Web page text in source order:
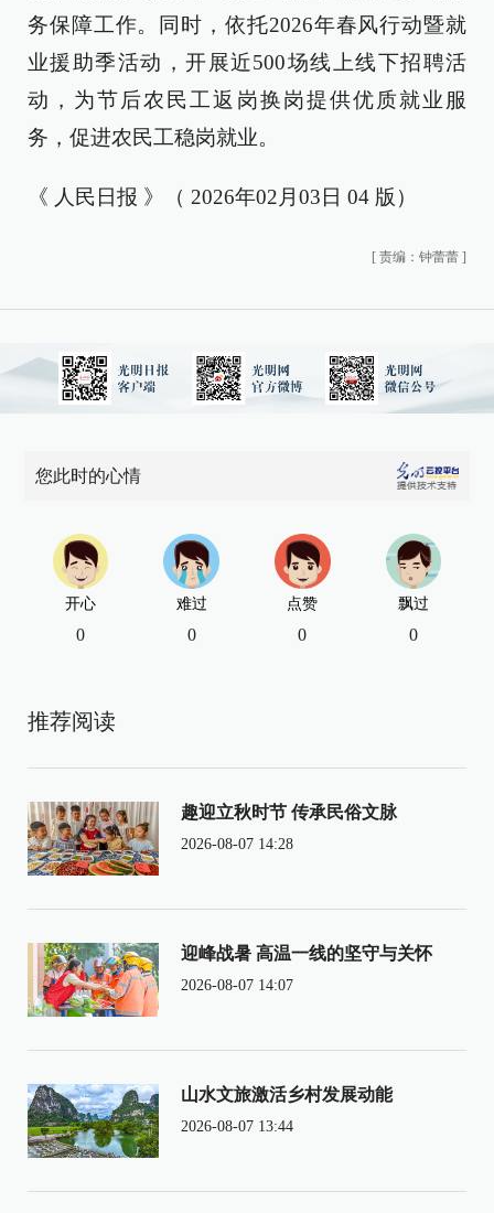
务保障工作。同时，依托2026年春风行动暨就
业援助季活动，开展近500场线上线下招聘活
动，为节后农民工返岗换岗提供优质就业服
务，促进农民工稳岗就业。
《 人民日报 》（ 2026年02月03日 04 版）
[ 责编：钟蕾蕾 ]
您此时的心情
开心
0
难过
0
点赞
0
飘过
0
推荐阅读
趣迎立秋时节 传承民俗文脉
2026-08-07 14:28
迎峰战暑 高温一线的坚守与关怀
2026-08-07 14:07
山水文旅激活乡村发展动能
2026-08-07 13:44